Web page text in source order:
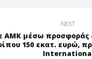
NEXT
ΑΜΚ μέσω προσφοράς
150 εκατ. ευρώ,